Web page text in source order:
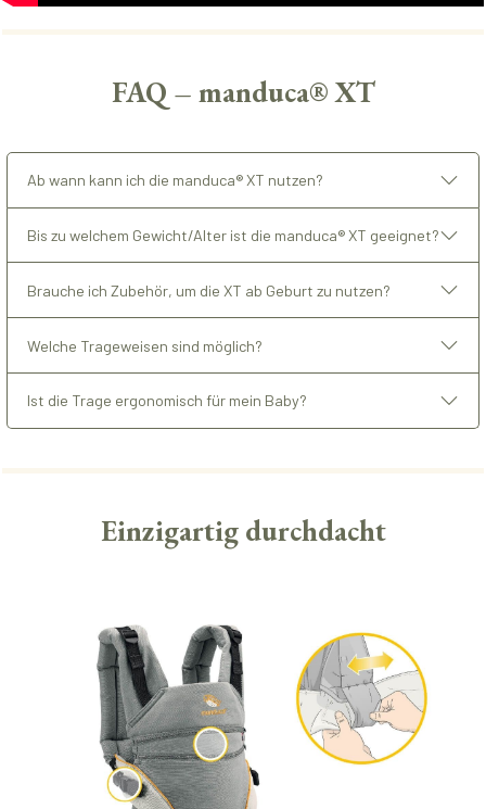
FAQ – manduca® XT
Ab wann kann ich die manduca® XT nutzen?
Bis zu welchem Gewicht/Alter ist die manduca® XT geeignet?
Brauche ich Zubehör, um die XT ab Geburt zu nutzen?
Welche Trageweisen sind möglich?
Ist die Trage ergonomisch für mein Baby?
Einzigartig durchdacht